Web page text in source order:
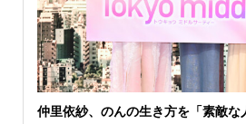
仲里依紗、のんの生き方を「素敵な